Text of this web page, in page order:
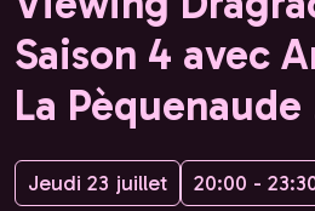
Saison 4 avec
La Pèquenaude
Jeudi 23 juillet 20:00 -